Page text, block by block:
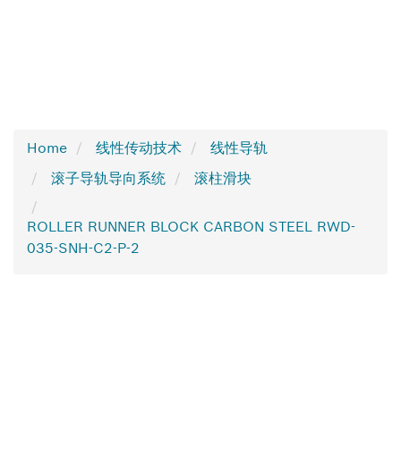
Home 线性传动技术
线性导轨
滚子导轨导向系统
滚柱滑块
ROLLER RUNNER BLOCK CARBON STEEL RWD-
035-SNH-C2-P-2